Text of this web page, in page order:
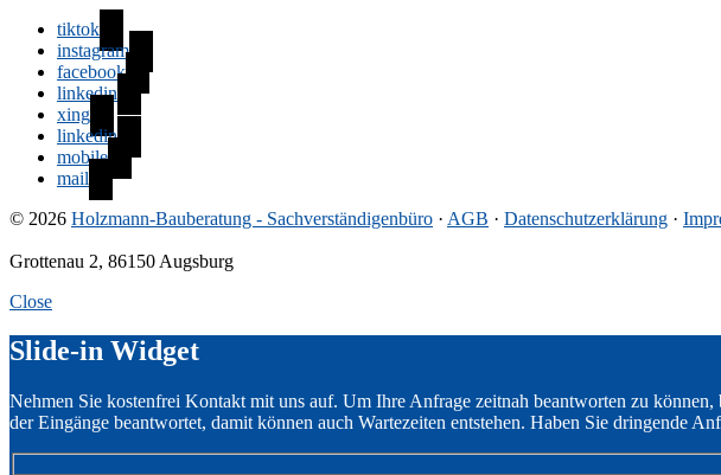
tiktok
instagram
facebook
linkedin
xing
linkedin
mobile
mail
© 2026 Holzmann-Bauberatung - Sachverständigenbüro · AGB · Datenschutzerklärung ·
Grottenau 2, 86150 Augsburg
Close
Slide-in Widget
Nehmen Sie kostenfrei Kontakt mit uns auf. Um Ihre Anfrage zeitnah beantworten zu
der Eingänge beantwortet, damit können auch Wartezeiten entstehen. Haben Sie dringende